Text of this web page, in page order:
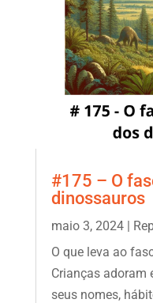
#175 – O
dinossauros
maio 3, 2024|
O que leva ao
Crianças adoram
seus nomes,